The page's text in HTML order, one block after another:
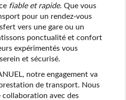
fiable et rapide. Que vous
pour un rendez-vous
vers une gare ou un
ponctualité et confort
expérimentés vous
et sécurisé.
notre engagement va
de transport. Nous
avec des